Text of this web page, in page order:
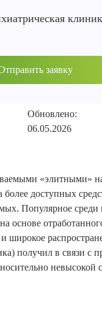
Обновлено:
06.05.2026
«элитными»
более доступных
Популярное среди
основе
и широкое
получил в связи с
невысокой
заявку